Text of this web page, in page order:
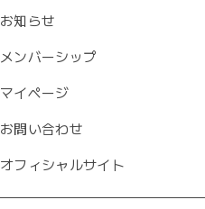
お知らせ
メンバーシップ
マイページ
お問い合わせ
オフィシャルサイト